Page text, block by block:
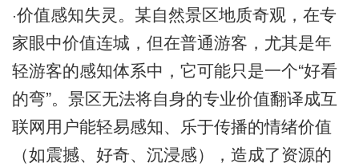
·价值感知失灵。某自然景区地质奇观，在专
家眼中价值连城，但在普通游客，尤其是年
轻游客的感知体系中，它可能只是一个“好看
的弯”。景区无法将自身的专业价值翻译成互
联网用户能轻易感知、乐于传播的情绪价值
（如震撼、好奇、沉浸感），造成了资源的